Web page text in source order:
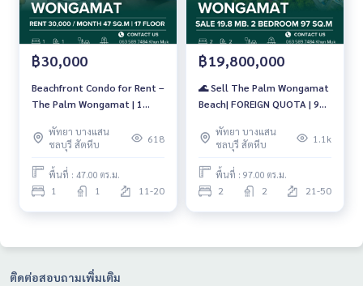
฿30,000
Beachfront Condo for Rent –
The Palm Wongamat | 1
Floor | 30,000 THB/Month
พัทยา บางแสน
ชลบุรี สัตหีบ
618
พื้นที่ : 47.00 ตร.ม.
1 1 11-20
฿19,800,000
🌊 Sell The Palm Wongamat
Beach| FOREIGN QUOTA | 97
พัทยา บางแสน
ชลบุรี สัตหีบ
1.1k
พื้นที่ : 97.00 ตร.ม.
2 2 21-50
ติดต่อสอบถามเพิ่มเติม